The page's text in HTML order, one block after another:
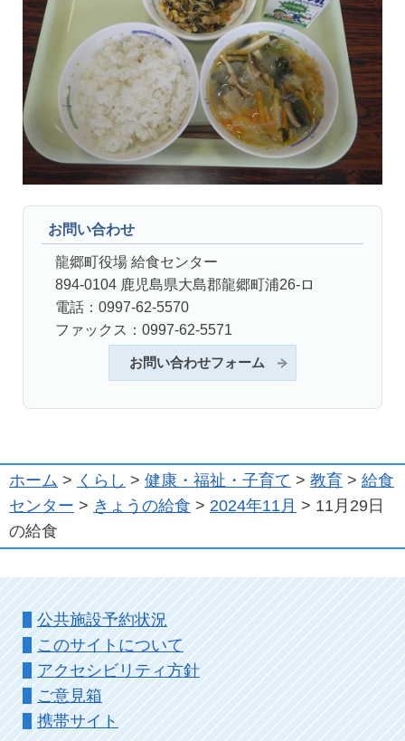
お問い合わせ
龍郷町役場 給食センター
894-0104 鹿児島県大島郡龍郷町浦26-ロ
電話：0997-62-5570
ファックス：0997-62-5571
お問い合わせフォーム
ホーム > くらし > 健康・福祉・子育て > 教育 > 給食
センター > きょうの給食 > 2024年11月 > 11月29日
の給食
公共施設予約状況
このサイトについて
アクセシビリティ方針
ご意見箱
携帯サイト